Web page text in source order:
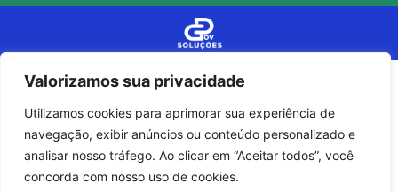
Valorizamos sua privacidade
Utilizamos cookies para aprimorar sua experiência de
navegação, exibir anúncios ou conteúdo personalizado e
analisar nosso tráfego. Ao clicar em “Aceitar todos”, você
concorda com nosso uso de cookies.